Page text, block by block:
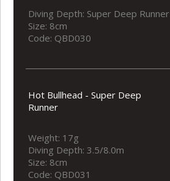
Diving Depth: Super Deep Runner
Size: 8cm
Code: QBD030
Hot Bullhead - Super Deep
Runner
Weight: 17g
Diving Depth: 3.5/8.0m
Size: 8cm
Code: QBD031